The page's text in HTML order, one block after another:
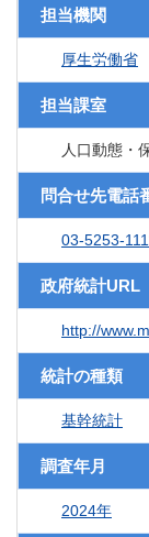
担当機関
厚生労働省
担当課室
人口動態・
問合せ先電話
03-5253-
政府統計URL
http://
統計の種類
基幹統計
調査年月
2024年